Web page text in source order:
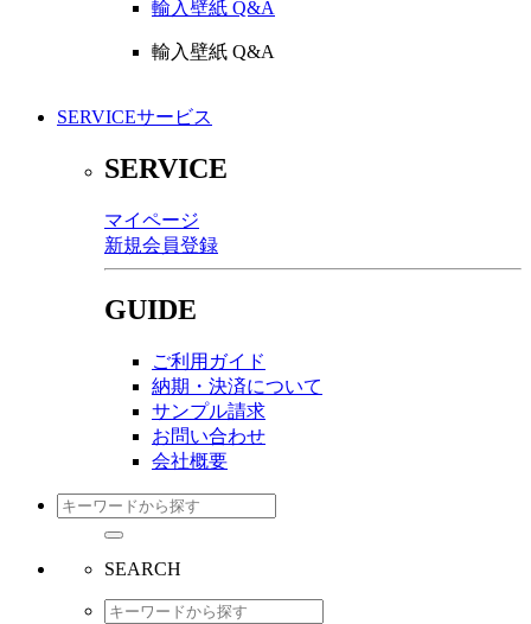
輸入壁紙 Q&A
輸入壁紙 Q&A
SERVICEサービス
SERVICE
マイページ
新規会員登録
GUIDE
ご利用ガイド
納期・決済について
サンプル請求
お問い合わせ
会社概要
SEARCH